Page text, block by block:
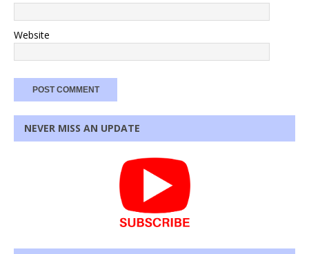
Website
NEVER MISS AN UPDATE